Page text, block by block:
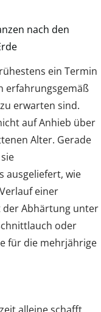
nach den
ein Termin
erfahrungsgemäß
erwarten sind.
auf Anhieb über
Alter. Gerade
ausgeliefert, wie
einer
der Abhärtung unter
oder
für die mehrjährige